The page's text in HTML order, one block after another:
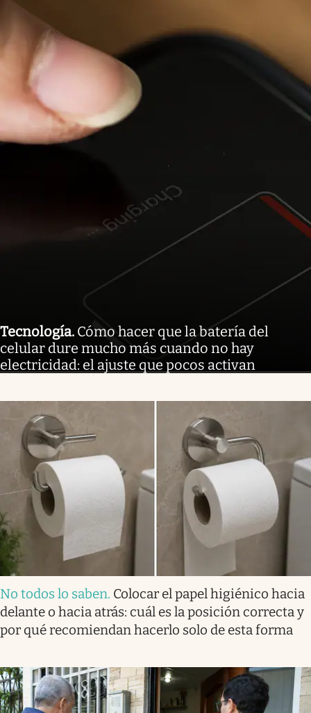
Tecnología. Cómo hacer que la batería del
celular dure mucho más cuando no hay
electricidad: el ajuste que pocos activan
No todos lo saben. Colocar el papel higiénico hacia
delante o hacia atrás: cuál es la posición correcta y
por qué recomiendan hacerlo solo de esta forma